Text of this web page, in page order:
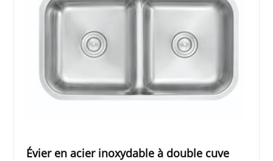
Évier en acier inoxydable à double cuve